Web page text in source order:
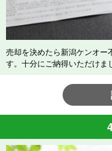
売却を決めたら新潟ケンオー
す。十分にご納得いただけま